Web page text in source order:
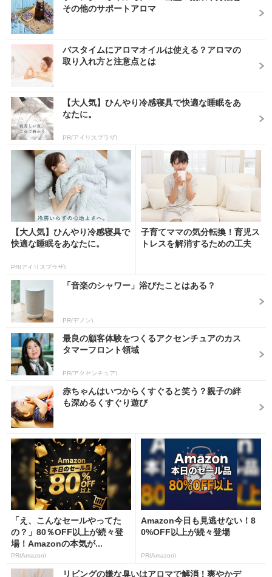
その他のサポートアロマ
バスタイムにアロマオイルは使える？アロマの
取り入れ方と注意点とは
【大人気】ひんやり冷感寝具で快適な睡眠をあ
なたに。
PR(アイリスプラザ)
【大人気】ひんやり冷感寝具で
快適な睡眠をあなたに。
PR(アイリスプラザ)
子育てママの気分転換！育児ス
トレスを解消するための工夫
「音楽のシャワー」浴びたことはある？
PR(デノン)
最良の顧客体験をつくるアクセンチュアのカス
タマーフロント領域
PR(アクセンチュア)
赤ちゃんはいつからくすぐると笑う？親子の絆
も深めるくすぐり遊び
「え、こんなセールやってた
の？」80％OFF以上が続々登
場！Amazonの本気が...
PR(Amazon)
Amazon今日も見逃せない！8
0%OFF以上が続々登場
PR(Amazon)
リビングの嫌な臭いはアロマで解消！爽やかデ